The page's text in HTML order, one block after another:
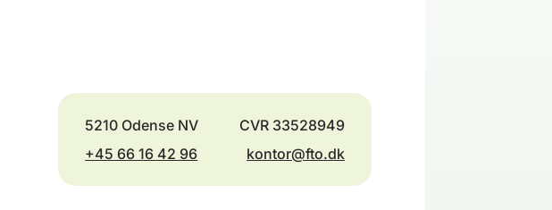
5210 Odense NV
CVR 33528949
+45 66 16 42 96
kontor@fto.dk